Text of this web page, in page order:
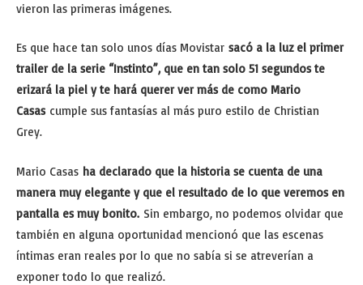
vieron las primeras imágenes.
Es que hace tan solo unos días Movistar sacó a la luz el primer
trailer de la serie “Instinto”, que en tan solo 51 segundos te
erizará la piel y te hará querer ver más de como Mario
Casascumple sus fantasías al más puro estilo de Christian
Grey.
Mario Casas ha declarado que la historia se cuenta de una
manera muy elegante y que el resultado de lo que veremos en
pantalla es muy bonito. Sin embargo, no podemos olvidar que
también en alguna oportunidad mencionó que las escenas
íntimas eran reales por lo que no sabía si se atreverían a
exponer todo lo que realizó.